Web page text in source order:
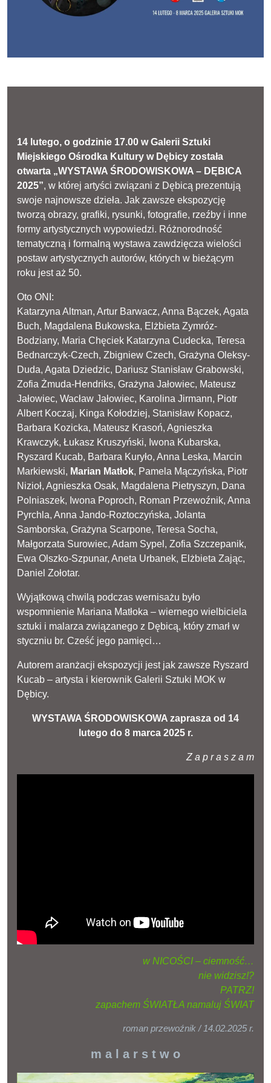
14 lutego, o godzinie 17.00 w Galerii Sztuki
Miejskiego Ośrodka Kultury w Dębicy została
otwarta „WYSTAWA ŚRODOWISKOWA – DĘBICA
2025”, w której artyści związani z Dębicą prezentują
swoje najnowsze dzieła. Jak zawsze ekspozycję
tworzą obrazy, grafiki, rysunki, fotografie, rzeźby i inne
formy artystycznych wypowiedzi. Różnorodność
tematyczną i formalną wystawa zawdzięcza wielości
postaw artystycznych autorów, których w bieżącym
roku jest aż 50.
Oto ONI:
Katarzyna Altman, Artur Barwacz, Anna Bączek, Agata
Buch, Magdalena Bukowska, Elżbieta Zymróz-
Bodziany, Maria Chęciek Katarzyna Cudecka, Teresa
Bednarczyk-Czech, Zbigniew Czech, Grażyna Oleksy-
Duda, Agata Dziedzic, Dariusz Stanisław Grabowski,
Zofia Żmuda-Hendriks, Grażyna Jałowiec, Mateusz
Jałowiec, Wacław Jałowiec, Karolina Jirmann, Piotr
Albert Koczaj, Kinga Kołodziej, Stanisław Kopacz,
Barbara Kozicka, Mateusz Krasoń, Agnieszka
Krawczyk, Łukasz Kruszyński, Iwona Kubarska,
Ryszard Kucab, Barbara Kuryło, Anna Leska, Marcin
Markiewski, Marian Matłok, Pamela Mączyńska, Piotr
Nizioł, Agnieszka Osak, Magdalena Pietryszyn, Dana
Polniaszek, Iwona Poproch, Roman Przewoźnik, Anna
Pyrchla, Anna Jando-Roztoczyńska, Jolanta
Samborska, Grażyna Scarpone, Teresa Socha,
Małgorzata Surowiec, Adam Sypel, Zofia Szczepanik,
Ewa Olszko-Szpunar, Aneta Urbanek, Elżbieta Zając,
Daniel Zołotar.
Wyjątkową chwilą podczas wernisażu było
wspomnienie Mariana Matłoka – wiernego wielbiciela
sztuki i malarza związanego z Dębicą, który zmarł w
styczniu br. Cześć jego pamięci…
Autorem aranżacji ekspozycji jest jak zawsze Ryszard
Kucab – artysta i kierownik Galerii Sztuki MOK w
Dębicy.
WYSTAWA ŚRODOWISKOWA zaprasza od 14
lutego do 8 marca 2025 r.
Z a p r a s z a m
w NICOŚCI – ciemność…
nie widzisz!?
PATRZ!
zapachem ŚWIATŁA namaluj ŚWIAT
roman przewoźnik / 14.02.2025 r.
m a l a r s t w o